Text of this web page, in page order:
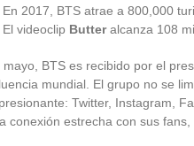
En 2017, BTS atrae a 800,000
El videoclip Butteralcanza 108
mayo, BTS es recibido por el
mundial. El grupo no se
Twitter, Instagram,
conexión estrecha con sus fans,